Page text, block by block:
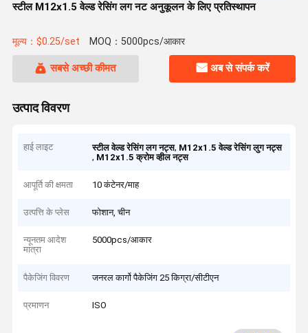
स्टील M12x1.5 वेल्ड रेसिंग लग नट अनुकूलन के लिए प्रतिस्थापन
मूल्य：$0.25/set MOQ：5000pcs/आकार
सबसे अच्छी कीमत अब से संपर्क करें
उत्पाद विवरण
हाई लाइट स्टील वेल्ड रेसिंग लग नट्स, M12x1.5 वेल्ड रेसिंग लुग नट्स
, M12x1.5 क्रोम व्हील नट्स
आपूर्ति की क्षमता 10 कंटेनर/माह
उत्पत्ति के प्लेस फोशान, चीन
न्यूनतम आदेश
मात्रा
5000pcs/आकार
पैकेजिंग विवरण जनरल कार्गो पैकेजिंग 25 किग्रा/सीटीएन
प्रमाणन ISO